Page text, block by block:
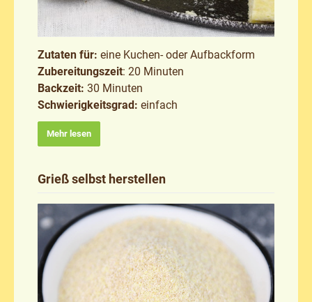
Zutaten für: eine Kuchen- oder Aufbackform
Zubereitungszeit: 20 Minuten
Backzeit: 30 Minuten
Schwierigkeitsgrad: einfach
Mehr lesen
Grieß selbst herstellen